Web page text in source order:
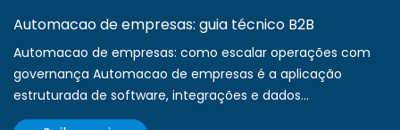
Automacao de empresas: guia técnico B2B
Automacao de empresas: como escalar operações com
governança Automacao de empresas é a aplicação
estruturada de software, integrações e dados...